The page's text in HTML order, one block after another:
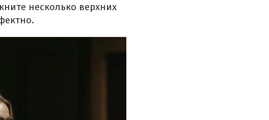
несколько верхних